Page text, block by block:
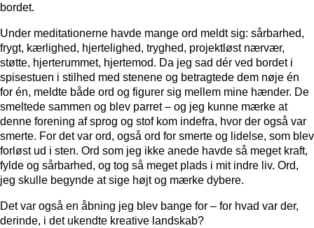
bordet.
Under meditationerne havde mange ord meldt sig: sårbarhed,
frygt, kærlighed, hjertelighed, tryghed, projektløst nærvær,
støtte, hjerterummet, hjertemod. Da jeg sad dér ved bordet i
spisestuen i stilhed med stenene og betragtede dem nøje én
for én, meldte både ord og figurer sig mellem mine hænder. De
smeltede sammen og blev parret – og jeg kunne mærke at
denne forening af sprog og stof kom indefra, hvor der også var
smerte. For det var ord, også ord for smerte og lidelse, som blev
forløst ud i sten. Ord som jeg ikke anede havde så meget kraft,
fylde og sårbarhed, og tog så meget plads i mit indre liv. Ord,
jeg skulle begynde at sige højt og mærke dybere.
Det var også en åbning jeg blev bange for – for hvad var der,
derinde, i det ukendte kreative landskab?